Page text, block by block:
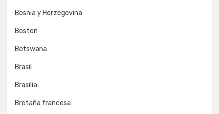
Bosnia y Herzegovina
Boston
Botswana
Brasil
Brasilia
Bretaña francesa